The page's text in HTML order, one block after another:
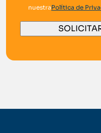
nuestraPolítica de